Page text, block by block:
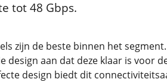
tot 48 Gbps.
zijn de beste binnen het
design aan dat deze klaar is voor
design biedt dit